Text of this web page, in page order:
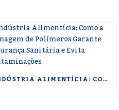
INDÚSTRIA ALIMENTÍCIA: COMO A USINAGEM DE POLÍMEROS GARANTE SEGURANÇA SANITÁRIA E EVITA CONTAMINAÇÕES